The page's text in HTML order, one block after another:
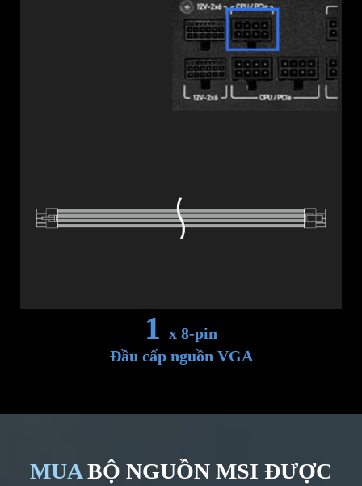
1 x 8-pin
Đầu cấp nguồn VGA
MUABỘ NGUỒN MSI ĐƯỢC